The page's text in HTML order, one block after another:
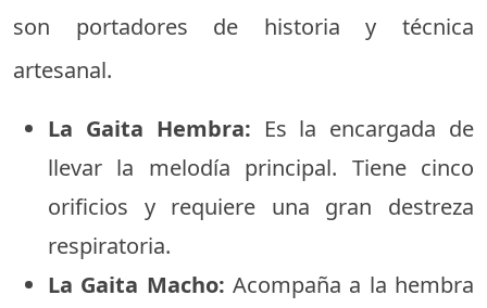
son portadores de historia y técnica
artesanal.
La Gaita Hembra: Es la encargada de
llevar la melodía principal. Tiene cinco
orificios y requiere una gran destreza
respiratoria.
La Gaita Macho: Acompaña a la hembra